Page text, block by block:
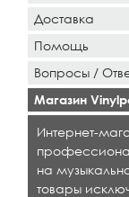
Доставка
Помощь
Вопросы /
Магазин
Интернет-
на
товары